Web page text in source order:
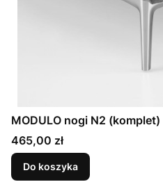
MODULO nogi N2
Cena
465,00 zł
Do koszyka